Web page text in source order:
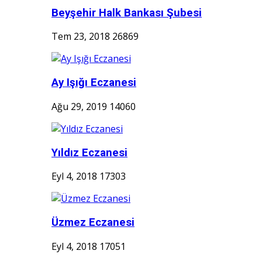
Beyşehir Halk Bankası Şubesi
Tem 23, 2018 26869
Ay Işığı Eczanesi
Ağu 29, 2019 14060
Yıldız Eczanesi
Eyl 4, 2018 17303
Üzmez Eczanesi
Eyl 4, 2018 17051